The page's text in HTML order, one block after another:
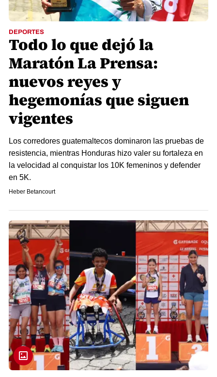
DEPORTES
Todo lo que dejó la
Maratón La Prensa:
nuevos reyes y
hegemonías que siguen
vigentes
Los corredores guatemaltecos dominaron las pruebas de
resistencia, mientras Honduras hizo valer su fortaleza en
la velocidad al conquistar los 10K femeninos y defender
en 5K.
Heber Betancourt